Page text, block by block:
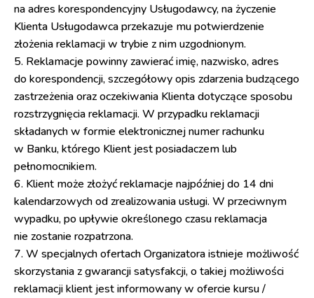
na adres korespondencyjny Usługodawcy, na życzenie
Klienta Usługodawca przekazuje mu potwierdzenie
złożenia reklamacji w trybie z nim uzgodnionym.
5. Reklamacje powinny zawierać imię, nazwisko, adres
do korespondencji, szczegółowy opis zdarzenia budzącego
zastrzeżenia oraz oczekiwania Klienta dotyczące sposobu
rozstrzygnięcia reklamacji. W przypadku reklamacji
składanych w formie elektronicznej numer rachunku
w Banku, którego Klient jest posiadaczem lub
pełnomocnikiem.
6. Klient może złożyć reklamacje najpóźniej do 14 dni
kalendarzowych od zrealizowania usługi. W przeciwnym
wypadku, po upływie określonego czasu reklamacja
nie zostanie rozpatrzona.
7. W specjalnych ofertach Organizatora istnieje możliwość
skorzystania z gwarancji satysfakcji, o takiej możliwości
reklamacji klient jest informowany w ofercie kursu /